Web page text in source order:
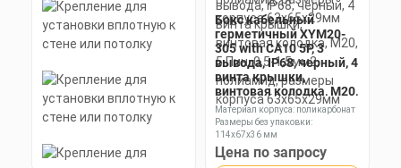
Бокс кабельный
герметичный XYM20-
305 with CA10 5P, 3
вывода, IP68, черный, 4
винта крышки,
винтовая колодка, М20,
5 Пин, 0,5-1,5мм2,
полиамид, размеры
корпуса 63х65х29мм
Материал корпуса: поликарбонат
Размеры без упаковки:
114х67х36 мм
Степень пылевлагозащиты: IP68
Цена по запросу